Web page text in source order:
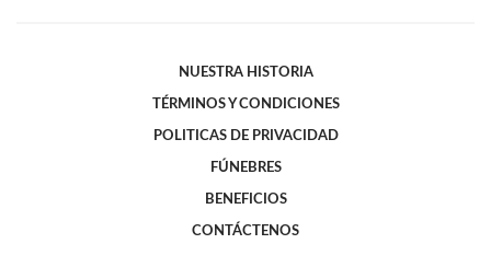
NUESTRA HISTORIA
TÉRMINOS Y CONDICIONES
POLITICAS DE PRIVACIDAD
FÚNEBRES
BENEFICIOS
CONTÁCTENOS